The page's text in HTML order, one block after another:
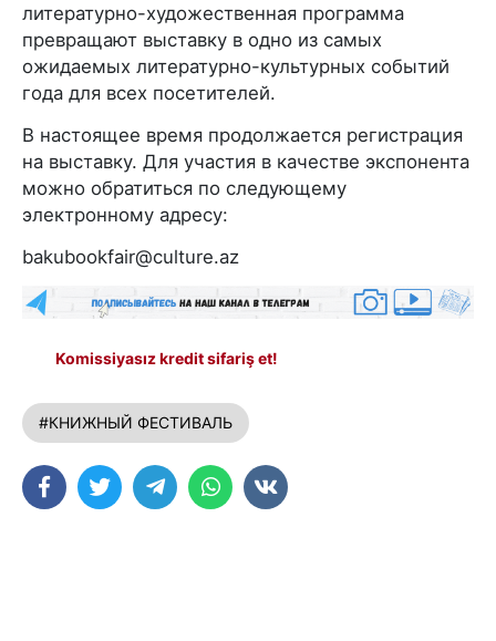
литературно-художественная программа
превращают выставку в одно из самых
ожидаемых литературно-культурных событий
года для всех посетителей.
В настоящее время продолжается регистрация
на выставку. Для участия в качестве экспонента
можно обратиться по следующему
электронному адресу:
bakubookfair@culture.az
Komissiyasız kredit sifariş et!
#КНИЖНЫЙ ФЕСТИВАЛЬ